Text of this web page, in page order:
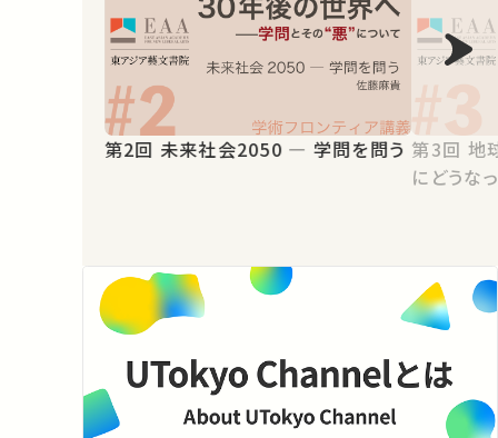
第2回 未来社会2050 ― 学問を問う 第3回 地球上の生命と人類は30年後
にどうな